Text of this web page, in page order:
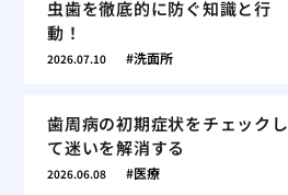
虫歯を徹底的に防ぐ知識と行
動！
2026.07.10 洗面所
歯周病の初期症状をチェックし
て迷いを解消する
2026.06.08 医療